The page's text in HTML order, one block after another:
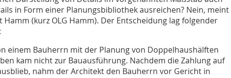
in Form einer Planungsbibliothek ausreichen? Nein, meint
(kurz OLG Hamm). Der Entscheidung lag folgender
einem Bauherrn mit der Planung von Doppelhaushälften
kam nicht zur Bauausführung. Nachdem die Zahlung auf
nahm der Architekt den Bauherrn vor Gericht in